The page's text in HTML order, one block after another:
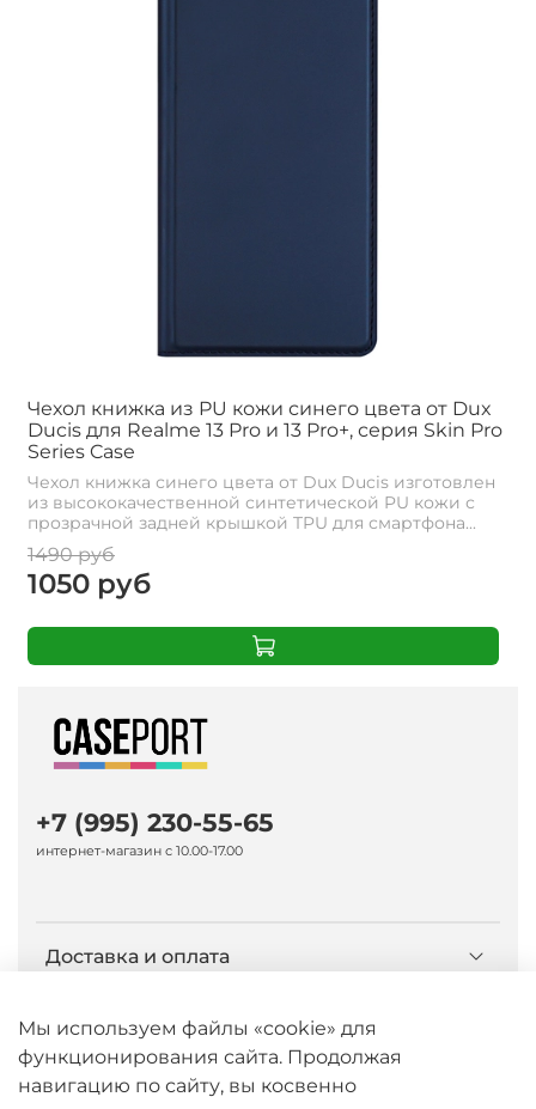
Чехол книжка из PU кожи синего цвета от Dux
Ducis для Realme 13 Pro и 13 Pro+, серия Skin Pro
Series Case
Чехол книжка синего цвета от Dux Ducis изготовлен
из высококачественной синтетической PU кожи с
прозрачной задней крышкой TPU для смартфона...
1490 руб
1050 руб
Доставка и оплата
О компании Caseport
Бренд Nillkin
+7 (995) 230-55-65
интернет-магазин с 10.00-17.00
Мы используем файлы «cookie» для
функционирования сайта. Продолжая
навигацию по сайту, вы косвенно